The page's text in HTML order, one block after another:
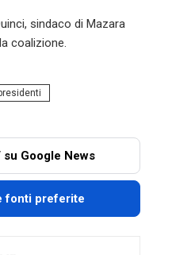
sindaco di Mazara
coalizione.
Google News
fonti preferite